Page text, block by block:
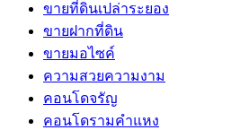
ขายที่ดินเปล่าระยอง
ขายฝากที่ดิน
ขายมอไซค์
ความสวยความงาม
คอนโดจรัญ
คอนโดรามคำแหง